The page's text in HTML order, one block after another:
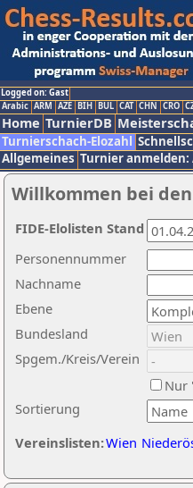
Logged on: Gast
Arabic ARM AZE BIH BUL CAT CHN CRO
Home TurnierDB
Turnierschach-Elozahl
Allgemeines Turnier anmelden:
Willkommen bei
Nachname
Ebene
Sortierung
Personennummer
Bundesland
Spgem./Kreis/Verein
Nur
Vereinslisten:Wien
FIDE-Elolisten Stand